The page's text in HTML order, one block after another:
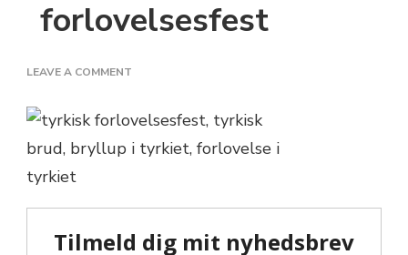
forlovelsesfest
LEAVE A COMMENT